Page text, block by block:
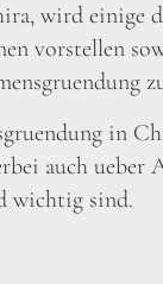
wird einige
vorstellen
in
auch ueber
wichtig sind.